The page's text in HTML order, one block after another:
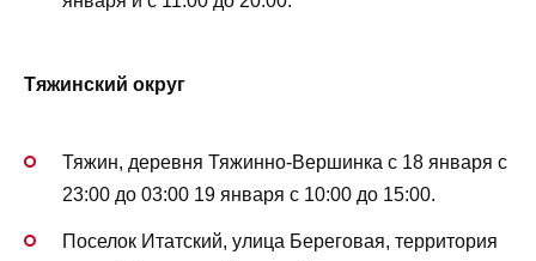
Тяжинский округ
Тяжин, деревня Тяжинно-Вершинка с 18 января с
23:00 до 03:00 19 января с 10:00 до 15:00.
Поселок Итатский, улица Береговая, территория